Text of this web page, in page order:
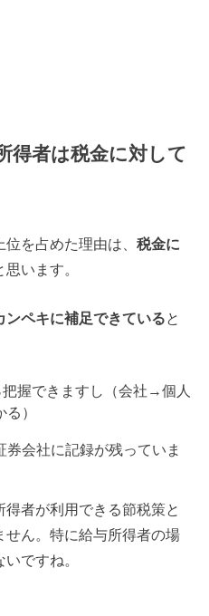
得者は税金に対して
位を占めた理由は、税金に
います。
ンペキに補足できていると
握できますし（会社→個人
）
券会社に記録が残っていま
者が利用できる節税策と
せん。特に給与所得者の場
ですね。